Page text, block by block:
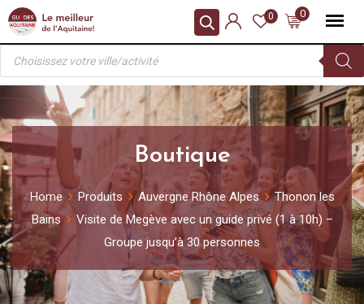
Skip
content
0
0
Recherche
produits
Boutique
Home Produits Auvergne Rhône Alpes
Thonon les
Bains
Visite de Megève avec un guide privé (1 à 10h) –
Groupe jusqu’à 30 personnes